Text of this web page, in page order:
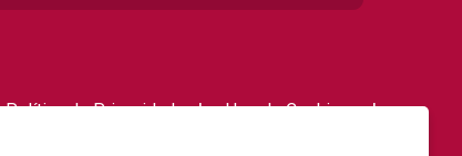
Política de Privacidad | Uso de Cookies |